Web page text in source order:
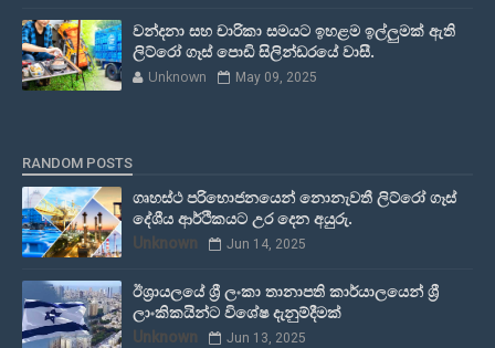
වන්දනා සහ චාරිකා සමයට ඉහළම ඉල්ලුමක් ඇති
ලිට්රෝ ගෑස් පොඩි සිලින්ඩරයේ වාසී.
Unknown May 09, 2025
RANDOM POSTS
ගෘහස්ථ පරිභොජනයෙන් නොනැවතී ලිට්රෝ ගෑස්
දේශීය ආර්ථිකයට උර දෙන අයුරු.
Unknown Jun 14, 2025
ඊශ්‍රායලයේ ශ්‍රී ලංකා තානාපති කාර්යාලයෙන් ශ්‍රී
ලාංකිකයින්ට විශේෂ දැනුම්දීමක්
Unknown Jun 13, 2025